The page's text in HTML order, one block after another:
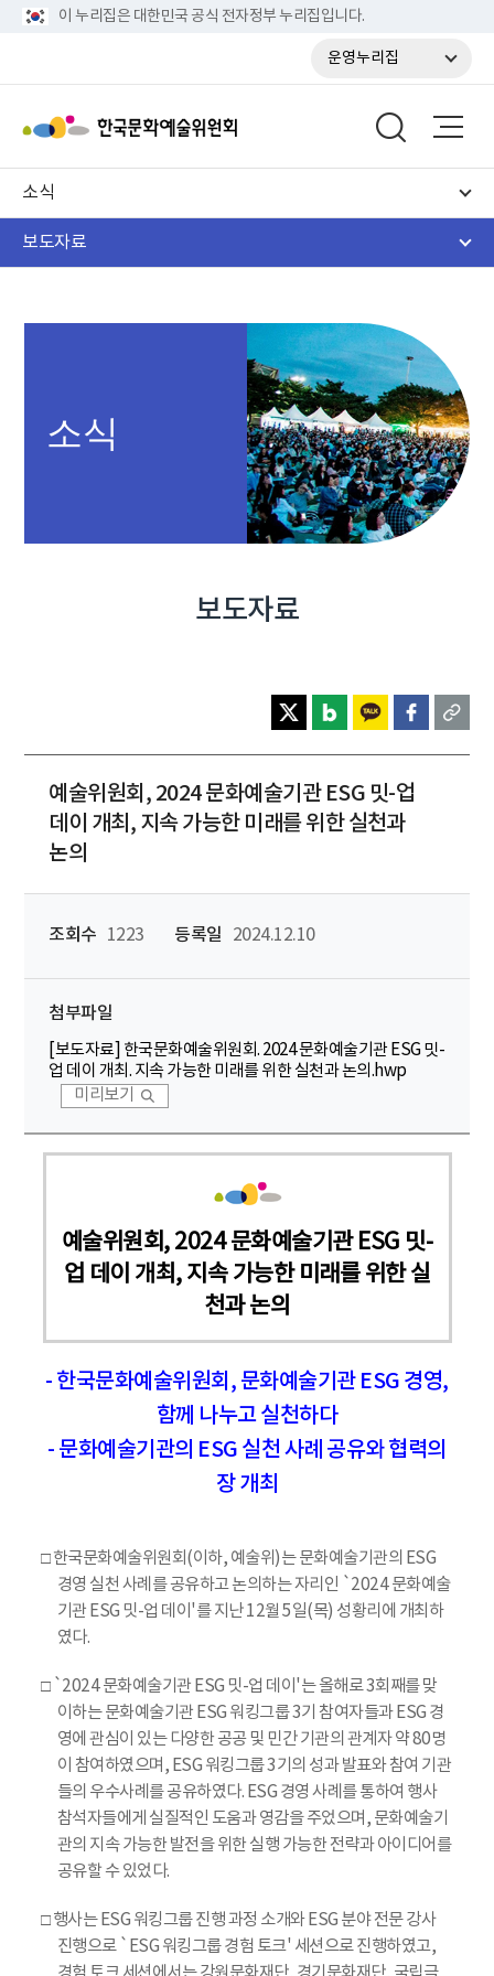
이 누리집은 대한민국 공식 전자정부 누리집입니다.
운영누리집
소식
보도자료
소식
보도자료
예술위원회, 2024 문화예술기관 ESG 밋-업
데이 개최, 지속 가능한 미래를 위한 실천과
논의
조회수 1223 등록일 2024.12.10
첨부파일
[보도자료] 한국문화예술위원회. 2024 문화예술기관 ESG 밋-
업 데이 개최. 지속 가능한 미래를 위한 실천과 논의.hwp
미리보기
예술위원회, 2024 문화예술기관 ESG 밋-
업 데이 개최, 지속 가능한 미래를 위한 실
천과 논의
- 한국문화예술위원회, 문화예술기관 ESG 경영,
함께 나누고 실천하다
- 문화예술기관의 ESG 실천 사례 공유와 협력의
장 개최
□ 한국문화예술위원회(이하, 예술위)는 문화예술기관의 ESG
경영 실천 사례를 공유하고 논의하는 자리인 `2024 문화예술
기관 ESG 밋-업 데이'를 지난 12월 5일(목) 성황리에 개최하
였다.
□ `2024 문화예술기관 ESG 밋-업 데이'는 올해로 3회째를 맞
이하는 문화예술기관 ESG 워킹그룹 3기 참여자들과 ESG 경
영에 관심이 있는 다양한 공공 및 민간 기관의 관계자 약 80명
이 참여하였으며, ESG 워킹그룹 3기의 성과 발표와 참여 기관
들의 우수사례를 공유하였다. ESG 경영 사례를 통하여 행사
참석자들에게 실질적인 도움과 영감을 주었으며, 문화예술기
관의 지속 가능한 발전을 위한 실행 가능한 전략과 아이디어를
공유할 수 있었다.
□ 행사는 ESG 워킹그룹 진행 과정 소개와 ESG 분야 전문 강사
진행으로 `ESG 워킹그룹 경험 토크' 세션으로 진행하였고,